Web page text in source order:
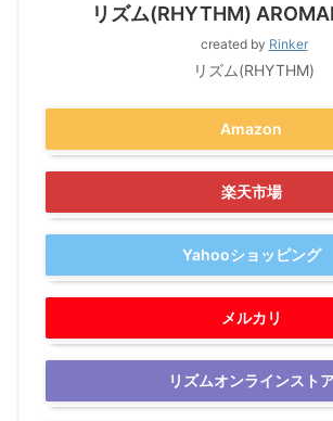
リズム(RHYTHM)
created by Rinker
リズム(RHYTHM)
Amazon
楽天市場
Yahooショッピング
メルカリ
リズムオンラインスト